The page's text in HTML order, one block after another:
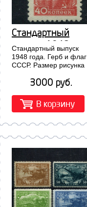
Стандартный
выпуск 1948
года. Герб и флаг
СССР. Размер
рисунка 15х22
мм ( 1233 I )
Стандартный выпуск
1948 года. Герб и флаг
СССР. Размер рисунка
3000 руб.
В корзину